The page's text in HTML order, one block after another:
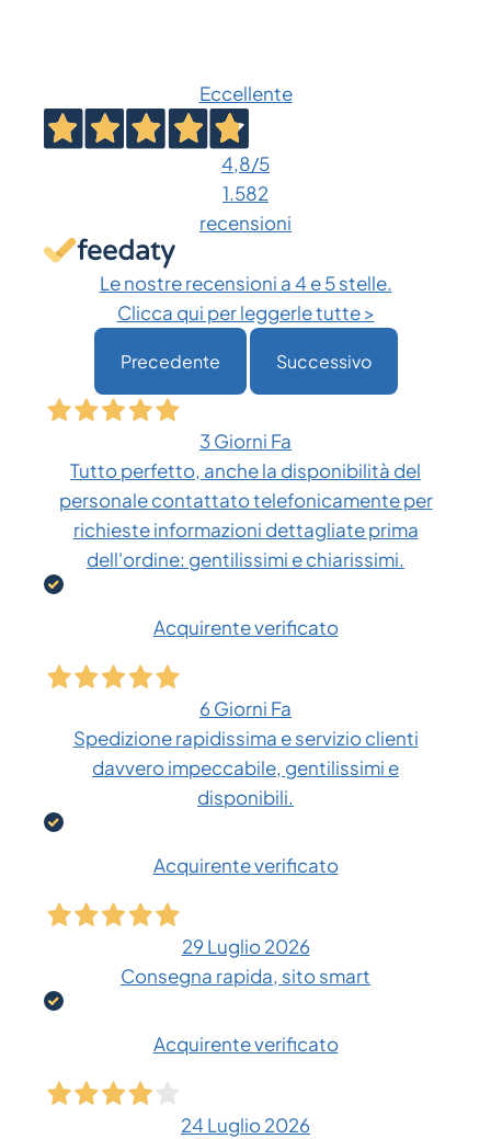
Le
opzioni
scelte
prodotto
Eccellente
4,8/5
1.582
recensioni
Le nostre recensioni a 4 e 5 stelle.
Clicca qui per leggerle tutte >
Precedente Successivo
3 Giorni Fa
Tutto perfetto, anche la disponibilità del
personale contattato telefonicamente per
richieste informazioni dettagliate prima
dell'ordine: gentilissimi e chiarissimi.
Acquirente verificato
6 Giorni Fa
Spedizione rapidissima e servizio clienti
davvero impeccabile, gentilissimi e
disponibili.
Acquirente verificato
29 Luglio 2026
Consegna rapida, sito smart
Acquirente verificato
24 Luglio 2026